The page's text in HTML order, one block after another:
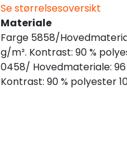
Se størrelsesoversikt
Materiale
Farge 5858/
g/m². Kontrast: 90 %
0458/ Hovedmateriale: 96
Kontrast: 90 % polyester